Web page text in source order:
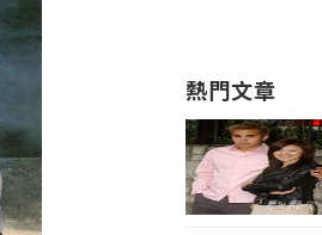
熱門文章